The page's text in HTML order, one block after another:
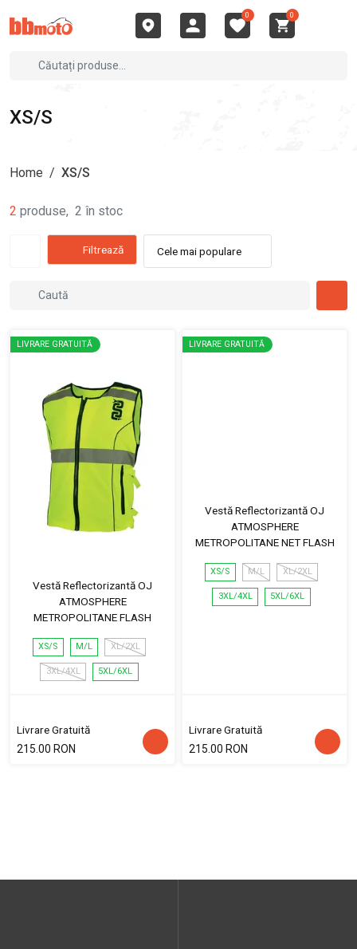
0 0
XS/S
Home / XS/S
2 produse, 2 în stoc
Filtrează Cele mai populare
LIVRARE GRATUITĂ
Vestă Reflectorizantă OJ
ATMOSPHERE
METROPOLITANE FLASH
XS/S M/L XL/2XL
3XL/4XL 5XL/6XL
Livrare Gratuită
215.00 RON
LIVRARE GRATUITĂ
Vestă Reflectorizantă OJ
ATMOSPHERE
METROPOLITANE NET FLASH
XS/S M/L XL/2XL
3XL/4XL 5XL/6XL
Livrare Gratuită
215.00 RON